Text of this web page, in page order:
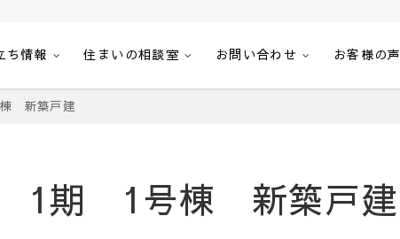
リー21豊川
ち情報 住まいの相談室 お問い合わせ お客様の声
新築戸建
1期 1号棟 新築戸建